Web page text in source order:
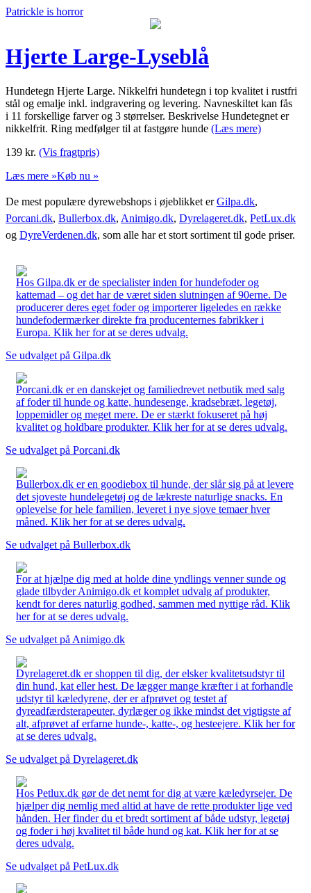
Patrickle is horror
Hjerte Large-Lyseblå
Hundetegn Hjerte Large. Nikkelfri hundetegn i top kvalitet i rustfri
stål og emalje inkl. indgravering og levering. Navneskiltet kan fås
i 11 forskellige farver og 3 størrelser. Beskrivelse Hundetegnet er
nikkelfrit. Ring medfølger til at fastgøre hunde (Læs mere)
139 kr. (Vis fragtpris)
Læs mere »Køb nu »
De mest populære dyrewebshops i øjeblikket erGilpa.dk,
Porcani.dk, Bullerbox.dk, Animigo.dk, Dyrelageret.dk, PetLux.dk
og DyreVerdenen.dk, som alle har et stort sortiment til gode priser.
Hos Gilpa.dk er de specialister inden for hundefoder og
kattemad – og det har de været siden slutningen af 90erne. De
producerer deres eget foder og importerer ligeledes en række
hundefodermærker direkte fra producenternes fabrikker i
Europa. Klik her for at se deres udvalg.
Se udvalget på Gilpa.dk
Porcani.dk er en danskejet og familiedrevet netbutik med salg
af foder til hunde og katte, hundesenge, kradsebræt, legetøj,
loppemidler og meget mere. De er stærkt fokuseret på høj
kvalitet og holdbare produkter. Klik her for at se deres udvalg.
Se udvalget på Porcani.dk
Bullerbox.dk er en goodiebox til hunde, der slår sig på at levere
det sjoveste hundelegetøj og de lækreste naturlige snacks. En
oplevelse for hele familien, leveret i nye sjove temaer hver
måned. Klik her for at se deres udvalg.
Se udvalget på Bullerbox.dk
For at hjælpe dig med at holde dine yndlings venner sunde og
glade tilbyder Animigo.dk et komplet udvalg af produkter,
kendt for deres naturlig godhed, sammen med nyttige råd. Klik
her for at se deres udvalg.
Se udvalget på Animigo.dk
Dyrelageret.dk er shoppen til dig, der elsker kvalitetsudstyr til
din hund, kat eller hest. De lægger mange kræfter i at forhandle
udstyr til kæledyrene, der er afprøvet og testet af
dyreadfærdsterapeuter, dyrlæger og ikke mindst det vigtigste af
alt, afprøvet af erfarne hunde-, katte-, og hesteejere. Klik her for
at se deres udvalg.
Se udvalget på Dyrelageret.dk
Hos Petlux.dk gør de det nemt for dig at være kæledyrsejer. De
hjælper dig nemlig med altid at have de rette produkter lige ved
hånden. Her finder du et bredt sortiment af både udstyr, legetøj
og foder i høj kvalitet til både hund og kat. Klik her for at se
deres udvalg.
Se udvalget på PetLux.dk